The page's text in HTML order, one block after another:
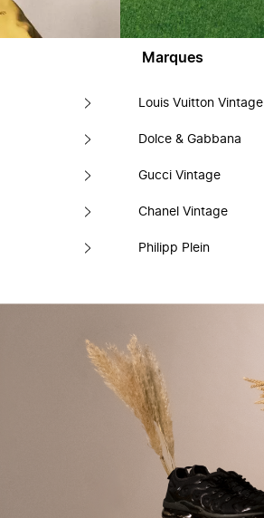
Marques
Louis Vuitton Vintage
Dolce & Gabbana
Gucci Vintage
Chanel Vintage
Philipp Plein